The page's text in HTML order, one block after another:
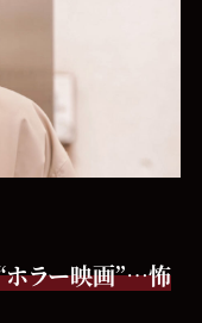
ホラー映画”…怖